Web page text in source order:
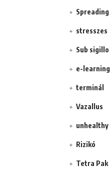
Spreading
stresszes
Sub sigillo
e-learning
terminál
Vazallus
unhealthy
Rizikó
Tetra Pak